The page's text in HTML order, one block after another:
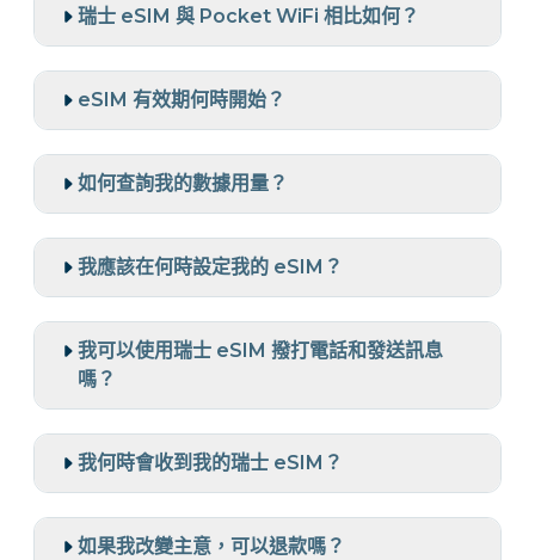
瑞士 eSIM 與 Pocket WiFi 相比如何？
eSIM 有效期何時開始？
如何查詢我的數據用量？
我應該在何時設定我的 eSIM？
我可以使用瑞士 eSIM 撥打電話和發送訊息
嗎？
我何時會收到我的瑞士 eSIM？
如果我改變主意，可以退款嗎？